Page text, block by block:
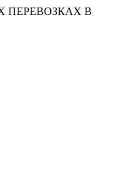
ПЕРЕВОЗКАХ В